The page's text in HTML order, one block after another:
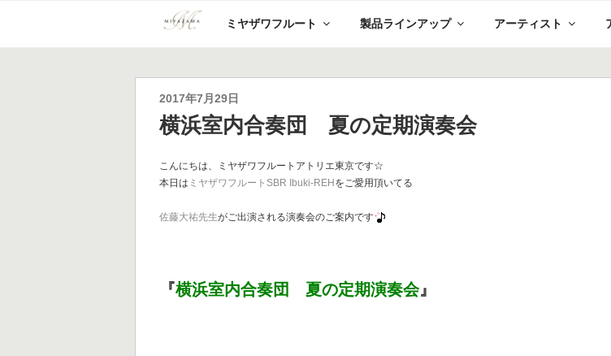
ミヤザワフルート 製品ラインアップ アーティスト
投
稿
日:
2017年7月29日
横浜室内合奏団 夏の定期演奏会
こんにちは、ミヤザワフルートアトリエ東京です☆
本日は ミヤザワフルートSBR Ibuki-REHをご愛用頂いてる
佐藤大祐先生がご出演される演奏会のご案内です
『横浜室内合奏団 夏の定期演奏会』